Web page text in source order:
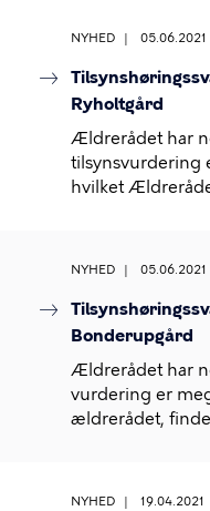
NYHED 05.06.2021
Ryholtgård
Ældrerådet har
tilsynsvurdering
hvilket
NYHED 05.06.2021
Bonderupgård
Ældrerådet har
vurdering er
ældrerådet,
NYHED 19.04.2021